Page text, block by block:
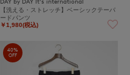
【洗える・ストレッチ】ベーシックテーパ
ードパンツ
￥1,980(税込)
40%
OFF